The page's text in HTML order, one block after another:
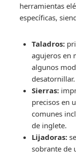
herramientas
específicas,
Taladros:
agujeros en
algunos
desatornillar.
Sierras:
precisos en
comunes
de inglete.
Lijadoras:
sobrante de